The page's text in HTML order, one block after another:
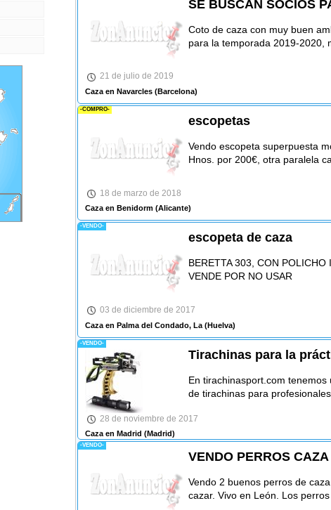
SE BUSCAN SOCIOS
Coto de caza con muy buen
para la temporada 2019-2020,
21 de julio de 2019
Caza en Navarcles(Barcelona)
-COMPRO-
escopetas
Vendo escopeta superpuesta
Hnos. por 200€, otra paralela
18 de marzo de 2018
Caza en Benidorm(Alicante)
-VENDO-
escopeta de caza
BERETTA 303, CON
VENDE POR NO USAR
03 de diciembre de 2017
Caza en Palma del Condado, La(Huelva)
-VENDO-
Tirachinas para la
En tirachinasport.com
de tirachinas para
28 de noviembre de 2017
Caza en Madrid (Madrid)
-VENDO-
VENDO PERROS CAZA
Vendo 2 buenos perros de
cazar. Vivo en León. Los